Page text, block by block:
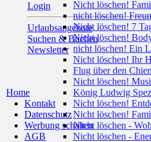
Login
Urlaubsangebote
Suchen & Buchen
Newsletter
Home
Kontakt
Datenschutz
Werbung schalten
AGB
Nicht löschen!
nicht löschen!
Nicht löschen! 7
Nicht löschen!
nicht löschen! Ein
Nicht löschen! Ihr
Flug über den
Nicht löschen!
König Ludwig
Nicht löschen!
Nicht löschen!
Nicht löschen -
Nicht löschen -